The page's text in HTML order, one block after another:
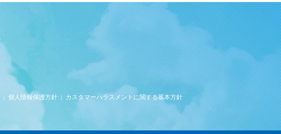
｜ 個人情報保護方針 ｜ カスタマーハラスメントに関する基本方針